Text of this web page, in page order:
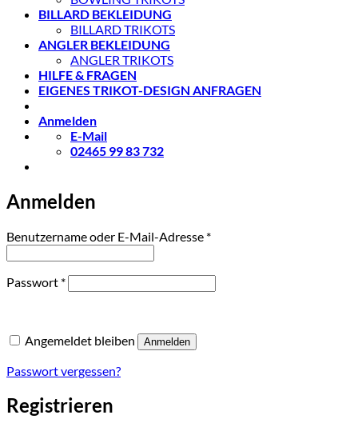
BILLARD BEKLEIDUNG
BILLARD TRIKOTS
ANGLER BEKLEIDUNG
ANGLER TRIKOTS
HILFE & FRAGEN
EIGENES TRIKOT-DESIGN ANFRAGEN
Anmelden
E-Mail
02465 99 83 732
Anmelden
Benutzername oder E-Mail-Adresse *Erforderlich
Passwort *Erforderlich
Angemeldet bleiben Anmelden
Passwort vergessen?
Registrieren